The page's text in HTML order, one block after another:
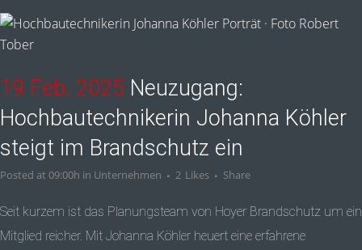
19 Feb. 2025 Neuzugang:
Hochbautechnikerin Johanna Köhler
steigt im Brandschutz ein
Posted at 09:00h in Unternehmen 2 Likes Share
Seit kurzem ist das Planungsteam von Hoyer Brandschutz um ein
Mitglied reicher. Mit Johanna Köhler heuert eine erfahrene